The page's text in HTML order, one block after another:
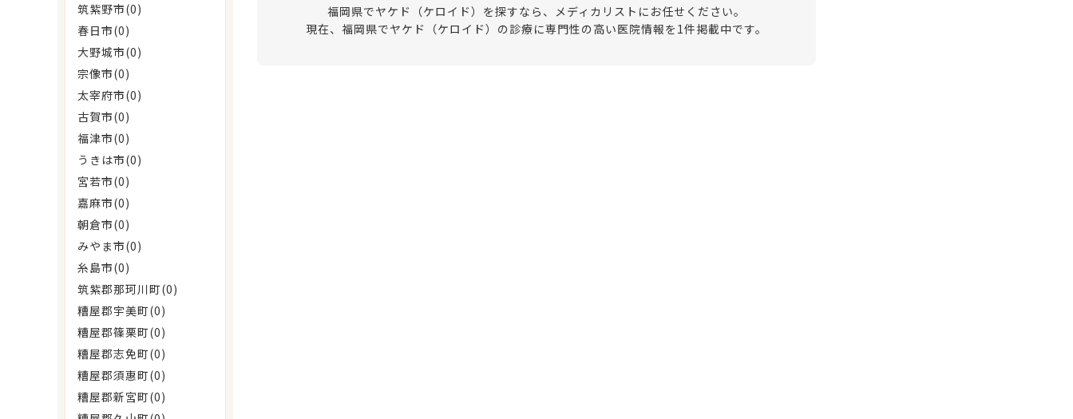
筑紫野市(0)
春日市(0)
大野城市(0)
宗像市(0)
太宰府市(0)
古賀市(0)
福津市(0)
うきは市(0)
宮若市(0)
嘉麻市(0)
朝倉市(0)
みやま市(0)
糸島市(0)
筑紫郡那珂川町(0)
糟屋郡宇美町(0)
糟屋郡篠栗町(0)
糟屋郡志免町(0)
糟屋郡須惠町(0)
糟屋郡新宮町(0)
福岡県でヤケド（ケロイド）を探すなら、メディカリストにお任せください。
現在、福岡県でヤケド（ケロイド）の診療に専門性の高い医院情報を1件掲載中です。